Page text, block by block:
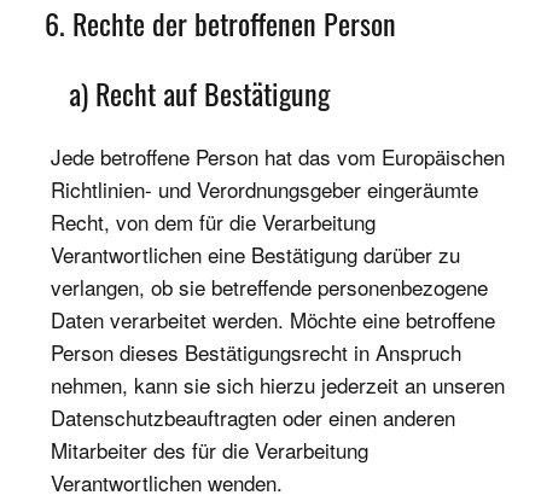
6. Rechte der betroffenen Person
a) Recht auf Bestätigung
Jede betroffene Person hat das vom Europäischen
Richtlinien- und Verordnungsgeber eingeräumte
Recht, von dem für die Verarbeitung
Verantwortlichen eine Bestätigung darüber zu
verlangen, ob sie betreffende personenbezogene
Daten verarbeitet werden. Möchte eine betroffene
Person dieses Bestätigungsrecht in Anspruch
nehmen, kann sie sich hierzu jederzeit an unseren
Datenschutzbeauftragten oder einen anderen
Mitarbeiter des für die Verarbeitung
Verantwortlichen wenden.